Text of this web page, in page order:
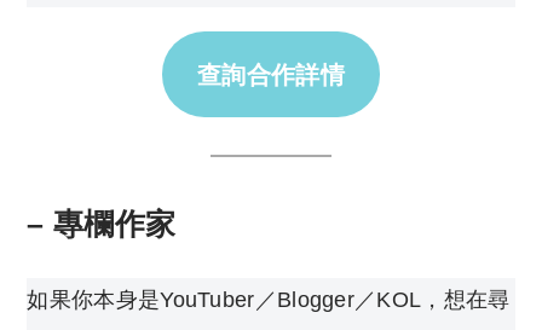
查詢合作詳情
– 專欄作家
如果你本身是YouTuber／Blogger／KOL，想在尋